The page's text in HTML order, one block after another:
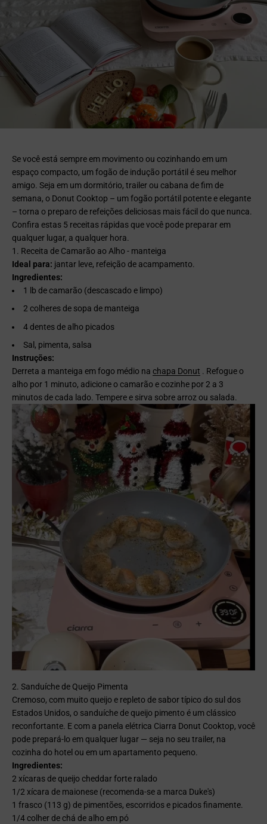
Se você está sempre em movimento ou cozinhando em um
espaço compacto, um fogão de indução portátil é seu melhor
amigo. Seja em um dormitório, trailer ou cabana de fim de
semana, o Donut Cooktop – um fogão portátil potente e elegante
– torna o preparo de refeições deliciosas mais fácil do que nunca.
Confira estas 5 receitas rápidas que você pode preparar em
qualquer lugar, a qualquer hora.
1. Receita de Camarão ao Alho - manteiga
Ideal para: jantar leve, refeição de acampamento.
Ingredientes:
1 lb de camarão (descascado e limpo)
2 colheres de sopa de manteiga
4 dentes de alho picados
Sal, pimenta, salsa
Instruções:
Derreta a manteiga em fogo médio na chapa Donut . Refogue o
alho por 1 minuto, adicione o camarão e cozinhe por 2 a 3
minutos de cada lado. Tempere e sirva sobre arroz ou salada.
2. Sanduíche de Queijo Pimenta
Cremoso, com muito queijo e repleto de sabor típico do sul dos
Estados Unidos, o sanduíche de queijo pimento é um clássico
reconfortante. E com a panela elétrica Ciarra Donut Cooktop, você
pode prepará-lo em qualquer lugar — seja no seu trailer, na
cozinha do hotel ou em um apartamento pequeno.
Ingredientes:
2 xícaras de queijo cheddar forte ralado
1/2 xícara de maionese (recomenda-se a marca Duke's)
1 frasco (113 g) de pimentões, escorridos e picados finamente.
1/4 colher de chá de alho em pó